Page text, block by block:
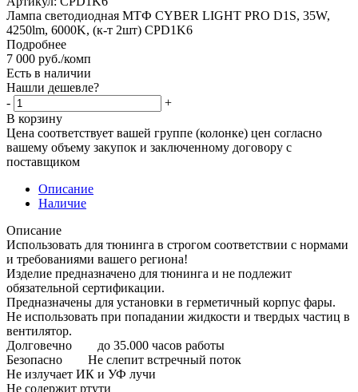
Лампа светодиодная МТФ CYBER LIGHT PRO D1S, 35W,
4250lm, 6000K, (к-т 2шт) CPD1K6
Подробнее
7 000 руб./комп
Есть в наличии
Нашли дешевле?
-
+
В корзину
Цена соответствует вашей группе (колонке) цен согласно
вашему объему закупок и заключенному договору с
поставщиком
Описание
Наличие
Описание
Использовать для тюнинга в строгом соответствии с нормами
и требованиями вашего региона!
Изделие предназначено для тюнинга и не подлежит
обязательной сертификации.
Предназначены для установки в герметичный корпус фары.
Не использовать при попадании жидкости и твердых частиц в
вентилятор.
Долговечно до 35.000 часов работы
Безопасно Не слепит встречный поток
Не излучает ИК и УФ лучи
Не содержит ртути